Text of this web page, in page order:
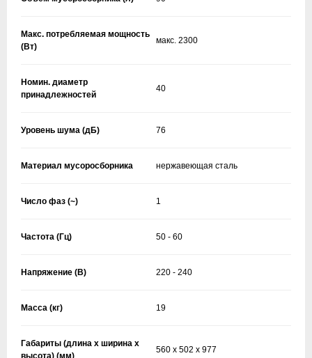
Макс. потребляемая мощность
(Вт)
макс. 2300
Номин. диаметр
принадлежностей
40
Уровень шума (дБ) 76
Материал мусоросборника нержавеющая сталь
Число фаз (~) 1
Частота (Гц) 50 - 60
Напряжение (В) 220 - 240
Масса (кг) 19
Габариты (длина х ширина х
высота) (мм)
560 x 502 x 977